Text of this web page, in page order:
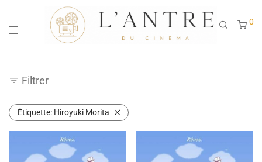
0
Filtrer
Étiquette: Hiroyuki Morita